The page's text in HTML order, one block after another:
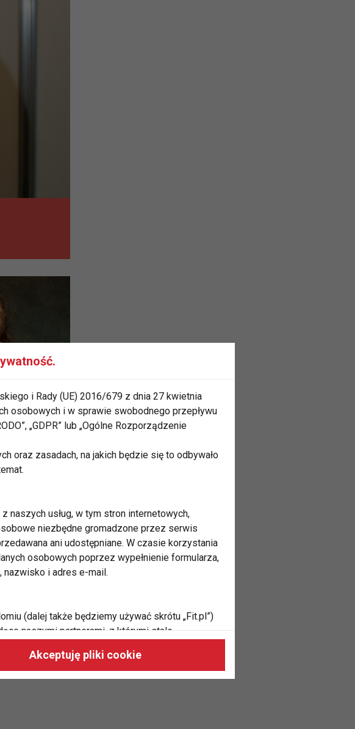
i Rady (UE) 2016/679 z dnia 27 kwietnia
osobowych i w sprawie swobodnego przepływu
„GDPR” lub „Ogólne Rozporządzenie
oraz zasadach, na jakich będzie się to odbywało
naszych usług, w tym stron internetowych,
niezbędne gromadzone przez serwis
ani udostępniane. W czasie korzystania
osobowych poprzez wypełnienie formularza,
nazwisko i adres e-mail.
(dalej także będziemy używać skrótu „Fit.pl”)
naszymi partnerami, z którymi stale
do Twoich zainteresowań oraz do
Akceptuję pliki cookie